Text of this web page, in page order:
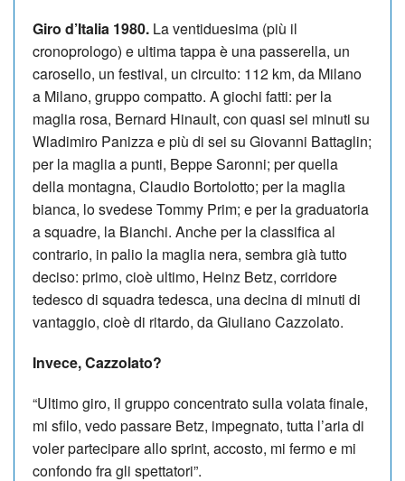
Giro d’Italia 1980. La ventiduesima (più il
cronoprologo) e ultima tappa è una passerella, un
carosello, un festival, un circuito: 112 km, da Milano
a Milano, gruppo compatto. A giochi fatti: per la
maglia rosa, Bernard Hinault, con quasi sei minuti su
Wladimiro Panizza e più di sei su Giovanni Battaglin;
per la maglia a punti, Beppe Saronni; per quella
della montagna, Claudio Bortolotto; per la maglia
bianca, lo svedese Tommy Prim; e per la graduatoria
a squadre, la Bianchi. Anche per la classifica al
contrario, in palio la maglia nera, sembra già tutto
deciso: primo, cioè ultimo, Heinz Betz, corridore
tedesco di squadra tedesca, una decina di minuti di
vantaggio, cioè di ritardo, da Giuliano Cazzolato.
Invece, Cazzolato?
“Ultimo giro, il gruppo concentrato sulla volata finale,
mi sfilo, vedo passare Betz, impegnato, tutta l’aria di
voler partecipare allo sprint, accosto, mi fermo e mi
confondo fra gli spettatori”.